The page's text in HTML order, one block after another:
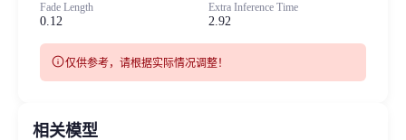
Fade Length
0.12
Extra Inference Time
2.92
info仅供参考，请根据实际情况调整！
相关模型